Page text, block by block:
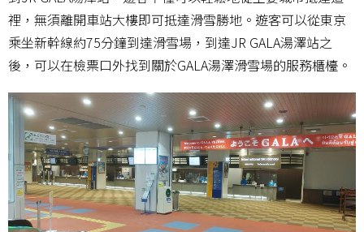
裡，無須離開車站大樓即可抵達滑雪勝地。遊客可以從東京
乘坐新幹線約75分鐘到達滑雪場，到達JR GALA湯澤站之
後，可以在檢票口外找到關於GALA湯澤滑雪場的服務櫃檯。